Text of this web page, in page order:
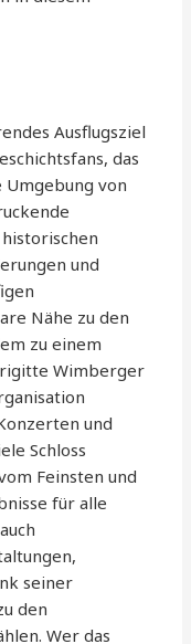
Ausflugsziel
das
Umgebung von
und
Nähe zu den
zu einem
Wimberger
und
Schloss
Feinsten und
für alle
seiner
den
Wer das